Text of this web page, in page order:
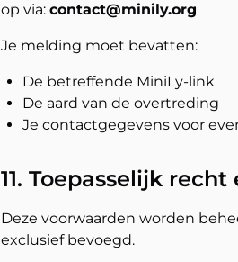
op via: contact@minily.org
Je melding moet bevatten:
De betreffende MiniLy-link
De aard van de overtreding
Je contactgegevens voor
11. Toepasselijk
Deze voorwaarden worden
exclusief bevoegd.